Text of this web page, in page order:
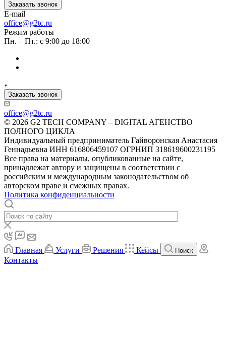
Заказать звонок
E-mail
office@g2tc.ru
Режим работы
Пн. – Пт.: с 9:00 до 18:00
Заказать звонок
office@g2tc.ru
© 2026 G2 TECH COMPANY – DIGITAL АГЕНСТВО
ПОЛНОГО ЦИКЛА
Индивидуальный предприниматель Гайворонская Анастасия
Геннадьевна ИНН 616806459107 ОГРНИП 318619600231195
Все права на материалы, опубликованные на сайте,
принадлежат автору и защищены в соответствии с
российским и международным законодательством об
авторском праве и смежных правах.
Политика конфиденциальности
Главная Услуги Решения Кейсы Поиск
Контакты